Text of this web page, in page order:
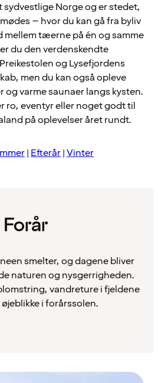
sydvestlige Norge og er stedet,
– hvor du kan gå fra byliv
mellem tæerne på én og samme
du den verdenskendte
og Lysefjordens
men du kan også opleve
og varme saunaer langs kysten.
ro, eventyr eller noget godt til
på oplevelser året rundt.
| Efterår|Vinter
Forår
smelter, og dagene bliver
naturen og nysgerrigheden.
vandreture i fjeldene
i forårssolen.